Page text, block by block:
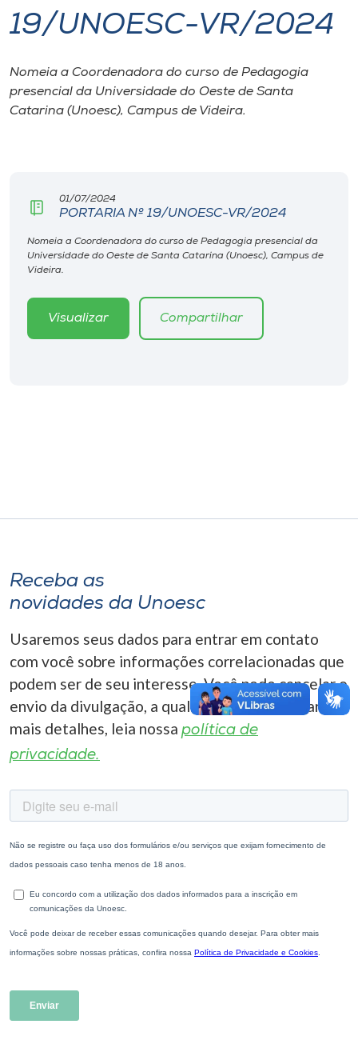
I.nova
Diplomados
Editora
Rádio
o idioma
A-
19/UNOESC-VR/2024
Nomeia a Coordenadora do curso de Pedagogia
presencial da Universidade do Oeste de Santa
Catarina (Unoesc), Campus de Videira.
01/07/2024
PORTARIA Nº 19/UNOESC-VR/2024
Nomeia a Coordenadora do curso de Pedagogia presencial da
Universidade do Oeste de Santa Catarina (Unoesc), Campus de
Videira.
Visualizar Compartilhar
Receba as
novidades da Unoesc
Usaremos seus dados para entrar em contato
com você sobre informações correlacionadas que
podem ser de seu interesse. Você pode cancelar o
envio da divulgação, a qualquer momento. Para
mais detalhes, leia nossa política de
privacidade.